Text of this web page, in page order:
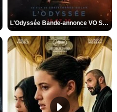
L'Odyssée Bande-annonce VO STFR